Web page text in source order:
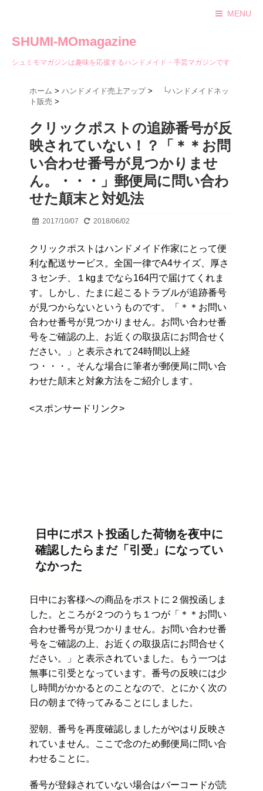
MENU
SHUMI-MOmagazine
シュミモマガジンは趣味を応援するハンドメイド・手芸マガジンです
ホーム > ハンドメイド売上アップ >
└ハンドメイドネッ
ト販売 >
クリックポストの追跡番号が反
映されていない！？「＊＊お問
い合わせ番号が見つかりませ
ん。・・・」郵便局に問い合わ
せた顛末と対処法
2017/10/07 2018/06/02
クリックポストはハンドメイド作家にとって便
利な配送サービス。全国一律でA4サイズ、厚さ
３センチ、１kgまでなら164円で届けてくれま
す。しかし、たまに起こるトラブルが追跡番号
が見つからないというものです。「＊＊お問い
合わせ番号が見つかりません。お問い合わせ番
号をご確認の上、お近くの取扱店にお問合せく
ださい。」と表示されて24時間以上経
つ・・・。そんな場合に筆者が郵便局に問い合
わせた顛末と対象方法をご紹介します。
<スポンサードリンク>
日中にポスト投函した荷物を夜中に
確認したらまだ「引受」になってい
なかった
日中にお客様への商品をポストに２個投函しま
した。ところが２つのうち１つが「＊＊お問い
合わせ番号が見つかりません。お問い合わせ番
号をご確認の上、お近くの取扱店にお問合せく
ださい。」と表示されていました。もう一つは
無事に引受となっています。番号の反映には少
し時間がかかるとのことなので、とにかく次の
日の朝まで待ってみることにしました。
翌朝、番号を再度確認しましたがやはり反映さ
れていません。ここで念のため郵便局に問い合
わせることに。
番号が登録されていない場合はバーコードが読